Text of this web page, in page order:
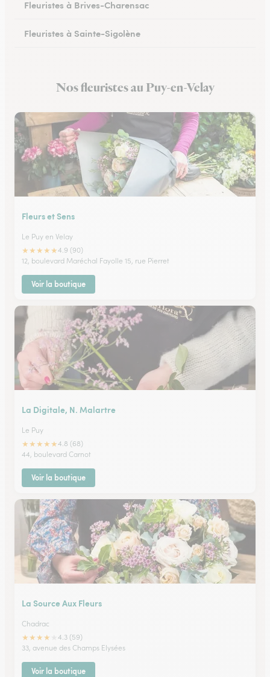
Fleuristes à Brives-Charensac
Fleuristes à Sainte-Sigolène
Fleuristes à Dunières
Nos fleuristes au Puy-en-Velay
Fleurs et Sens
Le Puy en Velay
★★★★★4.9 (90)
12, boulevard Maréchal Fayolle 15, rue Pierret
Voir la boutique
La Digitale, N. Malartre
Le Puy
★★★★★4.8 (68)
44, boulevard Carnot
Voir la boutique
La Source Aux Fleurs
Chadrac
★★★★
4.3 (59)
33, avenue des Champs Elysées
Voir la boutique